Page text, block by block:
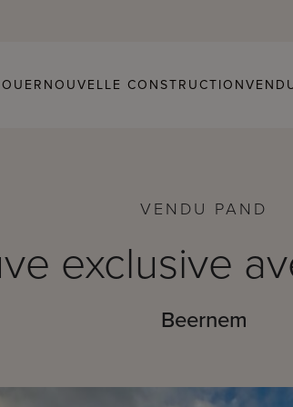
NOUVELLE CONSTRUCTION
VENDU PAND
exclusive
Beernem